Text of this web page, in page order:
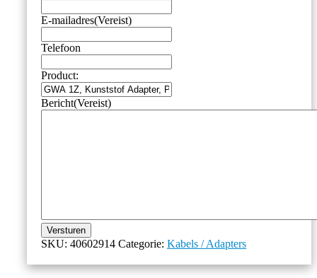
E-mailadres(Vereist)
Telefoon
Product:
Bericht(Vereist)
Versturen
SKU: 40602914 Categorie: Kabels / Adapters